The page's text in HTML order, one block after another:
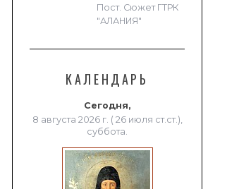
Пост. Сюжет ГТРК
"АЛАНИЯ"
КАЛЕНДАРЬ
Сегодня,
8 августа 2026 г. ( 26 июля ст.ст.),
суббота.